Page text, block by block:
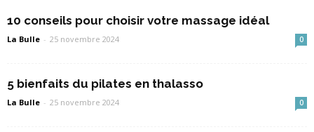
10 conseils pour choisir votre massage idéal
La Bulle - 25 novembre 2024 0
5 bienfaits du pilates en thalasso
La Bulle - 25 novembre 2024 0